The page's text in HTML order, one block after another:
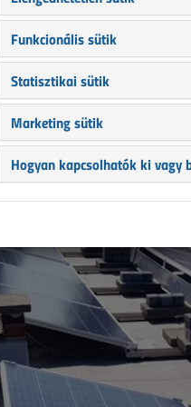
7 éve frissült utoljára. A
hiányos lehet (képek,
Funkcionális sütik
Statisztikai sütik
Marketing sütik
Hogyan kapcsolhatók ki vagy